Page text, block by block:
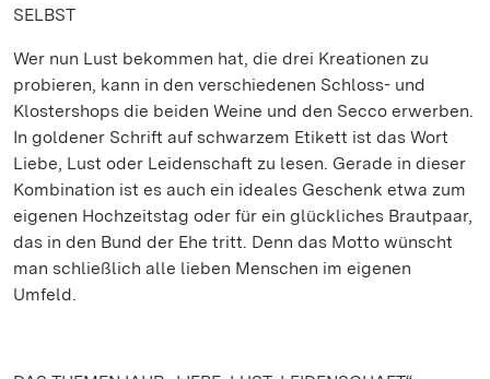
SELBST
Wer nun Lust bekommen hat, die drei Kreationen zu
probieren, kann in den verschiedenen Schloss- und
Klostershops die beiden Weine und den Secco erwerben.
In goldener Schrift auf schwarzem Etikett ist das Wort
Liebe, Lust oder Leidenschaft zu lesen. Gerade in dieser
Kombination ist es auch ein ideales Geschenk etwa zum
eigenen Hochzeitstag oder für ein glückliches Brautpaar,
das in den Bund der Ehe tritt. Denn das Motto wünscht
man schließlich alle lieben Menschen im eigenen
Umfeld.